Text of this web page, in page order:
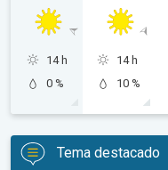
14 h
0 %
14 h
10 %
Tema destacado